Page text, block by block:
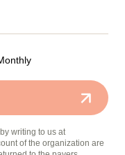
writing to us at
of the organization are